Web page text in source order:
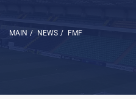
MAIN / NEWS / FMF